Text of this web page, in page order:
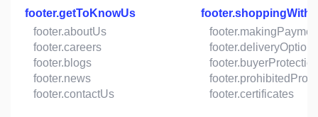
footer.getToKnowUs
footer.aboutUs
footer.careers
footer.blogs
footer.news
footer.contactUs
footer.deliveryOptions
footer.certificates